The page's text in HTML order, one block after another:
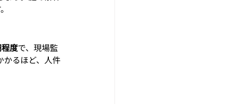
度で、現場監
かるほど、人件